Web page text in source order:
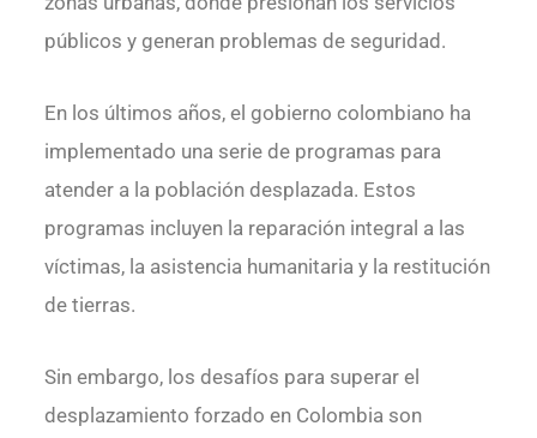
públicos y generan problemas de seguridad.
En los últimos años, el gobierno colombiano ha
implementado una serie de programas para
atender a la población desplazada. Estos
programas incluyen la reparación integral a las
víctimas, la asistencia humanitaria y la restitución
de tierras.
Sin embargo, los desafíos para superar el
desplazamiento forzado en Colombia son